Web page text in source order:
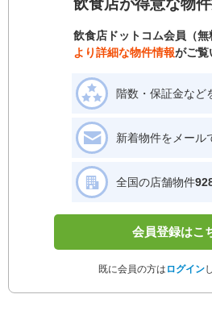
飲食店が得意な物
飲食店ドットコム会員（無
より詳細な物件情報がご覧
階数・保証金など
新着物件をメール
全国の店舗物件
会員登録はこ
既に会員の方は ログイン